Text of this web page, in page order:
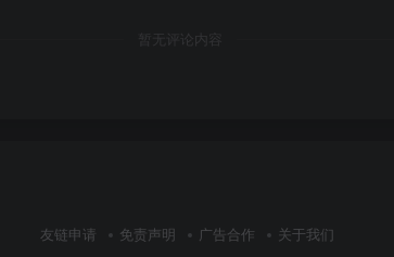
暂无评论内容
友链申请 免责声明 广告合作 关于我们